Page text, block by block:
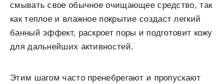
смывать свое обычное очищающее средство, так
как теплое и влажное покрытие создаст легкий
банный эффект, раскроет поры и подготовит кожу
для дальнейших активностей.
Этим шагом часто пренебрегают и пропускают